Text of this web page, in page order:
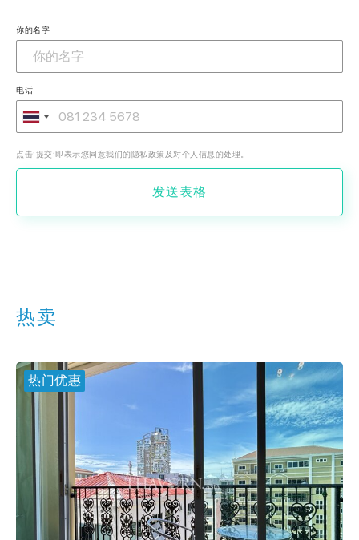
你的名字
电话
点击‘提交’即表示您同意我们的隐私政策及对个人信息的处理。
发送表格
热卖
热门优惠